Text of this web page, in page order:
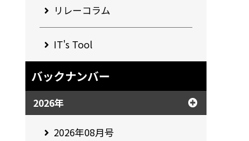
リレーコラム
IT's Tool
バックナンバー
2026年
2026年08月号